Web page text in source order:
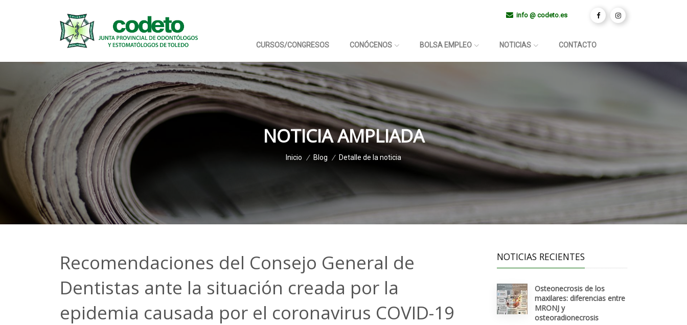
info @ codeto.es
CURSOS/CONGRESOS CONÓCENOS BOLSA EMPLEO NOTICIAS CONTACTO
NOTICIA AMPLIADA
Inicio / Blog / Detalle de la noticia
Recomendaciones del Consejo General de
Dentistas ante la situación creada por la
epidemia causada por el coronavirus COVID-19
NOTICIAS RECIENTES
Osteonecrosis de los
maxilares: diferencias entre
MRONJ y
osteoradionecrosis